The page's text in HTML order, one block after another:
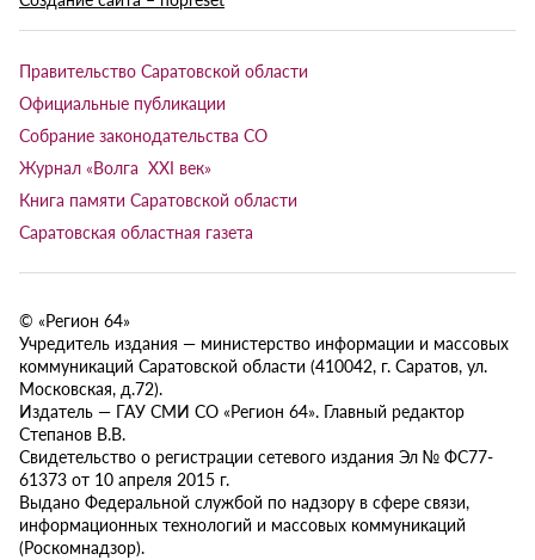
Правительство Саратовской области
Официальные публикации
Собрание законодательства СО
Журнал «Волга XXI век»
Книга памяти Саратовской области
Саратовская областная газета
© «Регион 64»
Учредитель издания — министерство информации и массовых
коммуникаций Саратовской области (410042, г. Саратов, ул.
Московская, д.72).
Издатель — ГАУ СМИ СО «Регион 64». Главный редактор
Степанов В.В.
Свидетельство о регистрации сетевого издания Эл № ФС77-
61373 от 10 апреля 2015 г.
Выдано Федеральной службой по надзору в сфере связи,
информационных технологий и массовых коммуникаций
(Роскомнадзор).